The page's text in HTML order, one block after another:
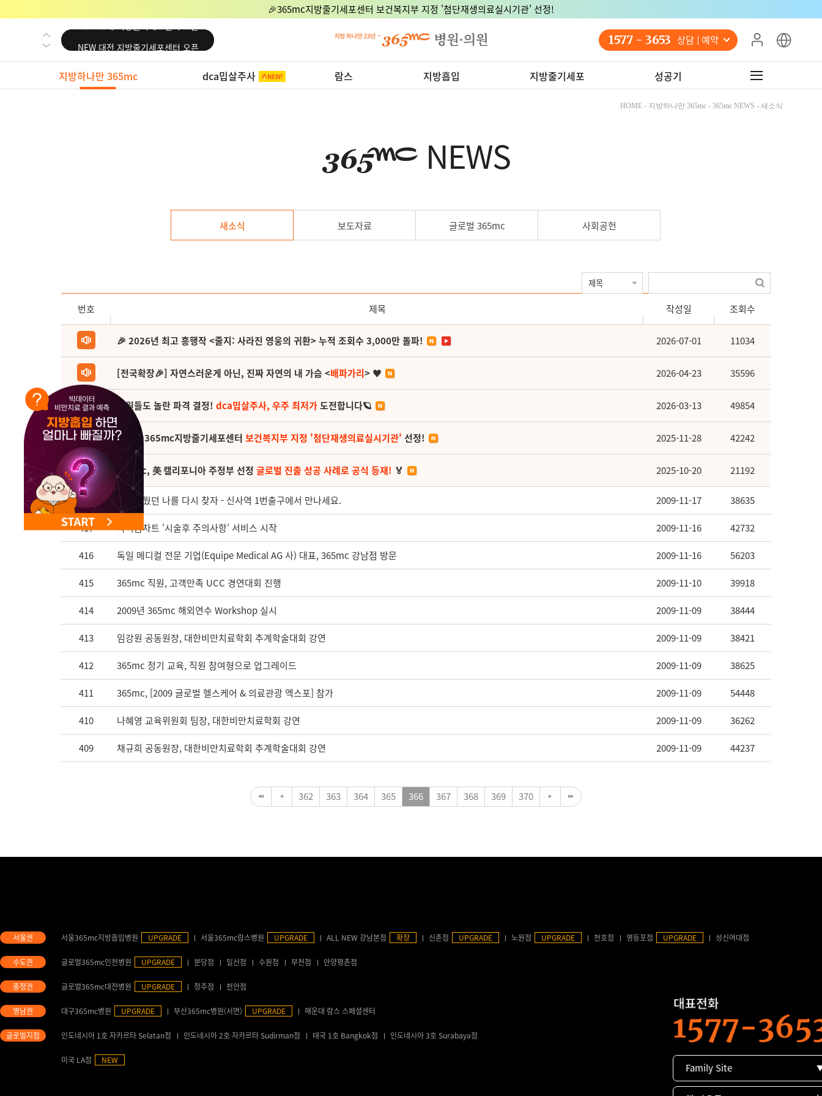
🎉365mc지방줄기세포센터 보건복지부 지정 '첨단재생의료실시기관' 선정!
NEW 교대 지방줄기세포센터 오픈
NEW 노원 지방줄기세포센터 오픈
NEW 미국 LA점 오픈
NEW 미국 LA점 오픈
1577 - 3653 상담 예약
지방하나만 365mc dca밉살주사 람스 지방흡입 지방줄기세포 성공기
HOME - 지방하나만 365mc - 365mc NEWS - 새소식
NEWS
새소식 보도자료 글로벌 365mc 사회공헌
번호 제목 작성일 조회수
🎉 2026년 최고 흥행작 <줄지: 사라진 영웅의 귀환> 누적 조회수 3,000만 돌파! 2026-07-01 11034
[전국확장🎉] 자연스러운게 아닌, 진짜 자연의 내 가슴 <배파가리> ♥ 2026-04-23 35596
직원들도 놀란 파격 결정! dca밉살주사, 우주 최저가도전합니다🪐 2026-03-13 49854
(축) 🎉365mc지방줄기세포센터 보건복지부 지정 '첨단재생의료실시기관' 선정! 2025-11-28 42242
365mc, 美 캘리포니아 주정부 선정 글로벌 진출 성공 사례로 공식 등재! 🏅 2025-10-20 21192
418 아름다웠던 나를 다시 찾자 - 신사역 1번출구에서 만나세요. 2009-11-17 38635
417 마이홈차트 ‘시술후 주의사항’ 서비스 시작 2009-11-16 42732
416 독일 메디컬 전문 기업(Equipe Medical AG 사) 대표, 365mc 강남점 방문 2009-11-16 56203
415 365mc 직원, 고객만족 UCC 경연대회 진행 2009-11-10 39918
414 2009년 365mc 해외연수 Workshop 실시 2009-11-09 38444
413 임강원 공동원장, 대한비만치료학회 추계학술대회 강연 2009-11-09 38421
412 365mc 정기 교육, 직원 참여형으로 업그레이드 2009-11-09 38625
411 365mc, [2009 글로벌 헬스케어 & 의료관광 엑스포] 참가 2009-11-09 54448
410 나혜영 교육위원회 팀장, 대한비만치료학회 강연 2009-11-09 36262
409 채규희 공동원장, 대한비만치료학회 추계학술대회 강연 2009-11-09 44237
362 363 364 365 366 367 368 369 370
서울365mc지방흡입병원 UPGRADE 서울365mc람스병원 UPGRADE ALL NEW 강남본점 확장 신촌점 UPGRADE 노원점 UPGRADE 천호점 영등포점 UPGRADE 성신여대점
글로벌365mc인천병원 UPGRADE 분당점 일산점 수원점 부천점 안양평촌점
글로벌365mc대전병원 UPGRADE 청주점 천안점
대구365mc병원 UPGRADE 부산365mc병원(서면) UPGRADE 해운대 람스 스페셜센터
인도네시아 1호 자카르타 Selatan점 인도네시아 2호 자카르타 Sudirman점 태국 1호 Bangkok점 인도네시아 3호 Surabaya점
미국 LA점 NEW
Family Site